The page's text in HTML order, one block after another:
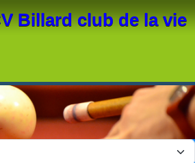
Billard club de la vie
cookies